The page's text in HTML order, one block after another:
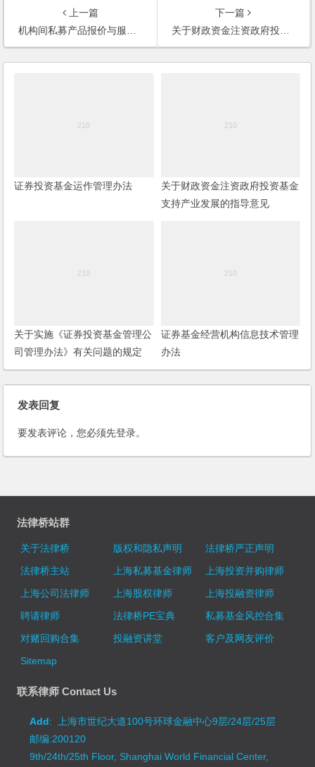
上一篇
机构间私募产品报价与服务系统私募股权融资业务指引（试行）
下一篇
关于财政资金注资政府投资基金支持产业发展的指导意见
证券投资基金运作管理办法
关于财政资金注资政府投资基金
支持产业发展的指导意见
关于实施《证券投资基金管理公
司管理办法》有关问题的规定
证券基金经营机构信息技术管理
办法
发表回复
要发表评论，您必须先登录。
法律桥站群
关于法律桥 版权和隐私声明
法律桥严正声明
法律桥主站
上海私募基金律师
上海投资并购律师
上海公司法律师
上海股权律师
上海投融资律师
聘请律师
法律桥PE宝典
私募基金风控合集
对赌回购合集
投融资讲堂
客户及网友评价
Sitemap
联系律师 Contact Us
Add: 上海市世纪大道100号环球金融中心9层/24层/25层
邮编:200120
9th/24th/25th Floor, Shanghai World Financial Center,